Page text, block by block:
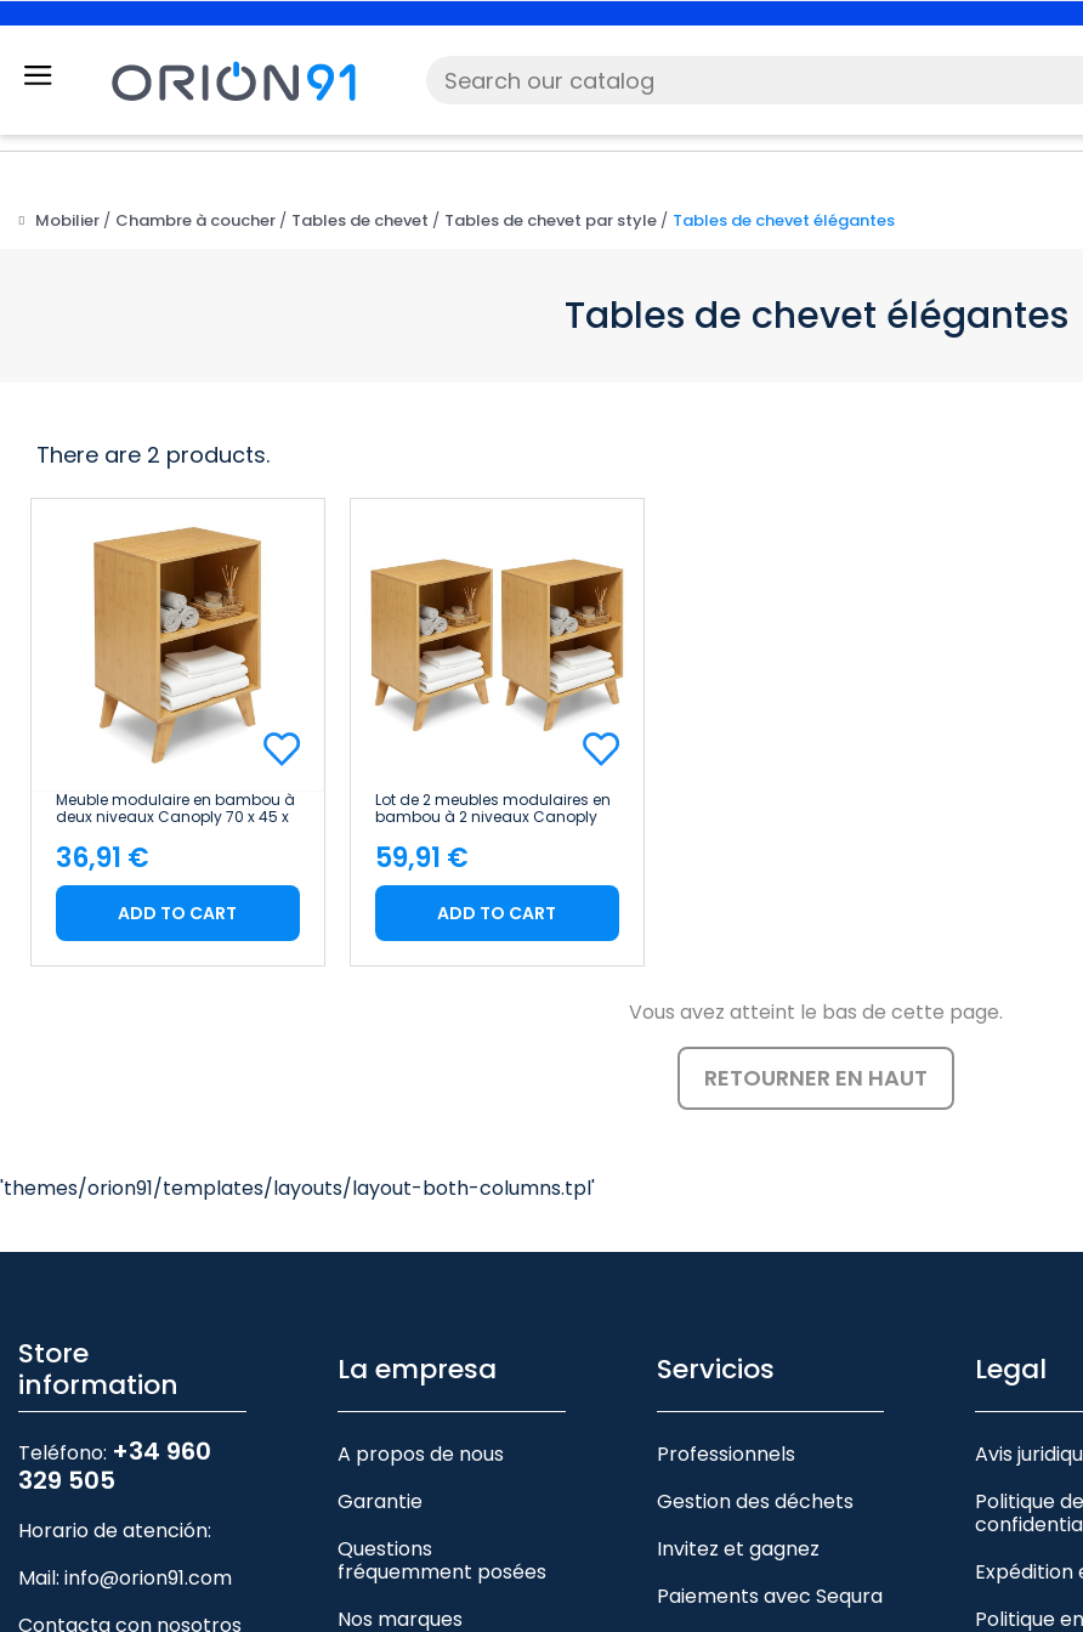
Mobilier Chambre à coucher Tables de chevet Tables de chevet par style Tables de chevet élégantes
Tables de chevet élégantes
There are 2 products.
Meuble modulaire en bambou à
deux niveaux Canoply 70 x 45 x
Price
36,91 €
ADD TO CART
Lot de 2 meubles modulaires en
bambou à 2 niveaux Canoply
Price
59,91 €
ADD TO CART
Vous avez atteint le bas de cette page.
RETOURNER EN HAUT
'themes/orion91/templates/layouts/layout-both-columns.tpl'
Store
information
Teléfono: +34 960
329 505
Horario de atención:
Mail: info@orion91.com
Contacta con nosotros
La empresa
A propos de nous
Garantie
Questions
fréquemment posées
Nos marques
Servicios
Professionnels
Gestion des déchets
Invitez et gagnez
Paiements avec Sequra
Legal
Avis
Politique de
Politique